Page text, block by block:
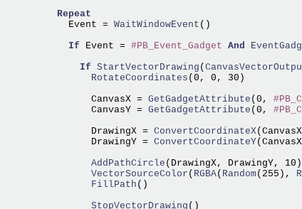
Repeat
      Event =
WaitWindowEvent ()
If Event = #PB_Event_Gadget And
If StartVectorDrawing (
          RotateCoordinates
(0, 0, 30)
          CanvasX =
GetGadgetAttribute (0,
          CanvasY =
GetGadgetAttribute (0,
          DrawingX =
ConvertCoordinateX
          DrawingY =
ConvertCoordinateY
          AddPathCircle
          VectorSourceColor
( RGBA( Random(255),
          FillPath
()
          StopVectorDrawing
()